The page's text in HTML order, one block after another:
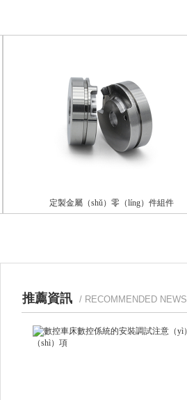
定製金屬（shǔ）零（líng）件組件
推薦資訊 / RECOMMENDED NEWS